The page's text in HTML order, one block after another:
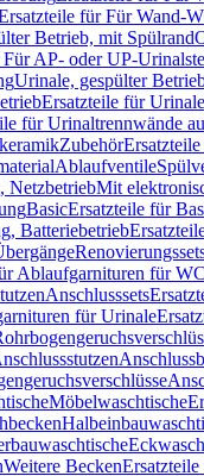
für Für Wand-
Betrieb, mit Spülrand
AP- oder UP-
Urinale, gespülter
Ersatzteile für
für Urinaltrennwände
Zubehör
Ablaufventile
NetzbetriebMit
BasicErsatzteile für
Batteriebetrieb
Ablaufgarnituren für
Anschlusssets
für Urinale
Möbelwaschtische
Weitere Becken